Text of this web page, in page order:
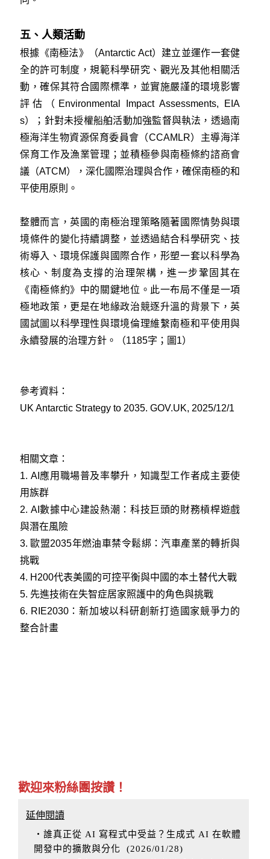
五、人類活動
根據《南極法》（Antarctic Act）建立並運作一套健
全的許可制度，規範科學研究、觀光及其他相關活
動，確保其符合國際標準，並實施嚴謹的環境影響
評估（Environmental Impact Assessments, EIA
s）；針對未授權船舶活動加強監督與執法，透過南
極海洋生物資源保育委員會（CCAMLR）主導海洋
保育工作及漁業管理；並積極參與南極條約諮商會
議（ATCM），深化國際治理與合作，確保南極的和
平使用原則。
整體而言，英國的南極治理策略隨著國際情勢與環
境條件的變化持續調整，並透過結合科學研究、技
術導入、環境保護與國際合作，形塑一套以科學為
核心、制度為支撐的治理架構，進一步鞏固其在
《南極條約》中的關鍵地位。此一布局不僅是一項
極地政策，更是在地緣政治競逐升溫的背景下，英
國試圖以科學理性與環境倫理維繫南極和平使用與
永續發展的治理方針。（1185字；圖1）
參考資料：
UK Antarctic Strategy to 2035. GOV.UK, 2025/12/1
相關文章：
1. AI應用職場普及率攀升，知識型工作者成主要使
用族群
2. AI數據中心建設熱潮：科技巨頭的財務槓桿遊戲
與潛在風險
3. 歐盟2035年燃油車禁令鬆綁：汽車產業的轉折與
挑戰
4. H200代表美國的可控平衡與中國的本土替代大戰
5. 先進技術在失智症居家照護中的角色與挑戰
6. RIE2030：新加坡以科研創新打造國家競爭力的
整合計畫
歡迎來粉絲團按讚！
延伸閱讀
‧誰真正從 AI 寫程式中受益？生成式 AI 在軟體
開發中的擴散與分化 (2026/01/28)